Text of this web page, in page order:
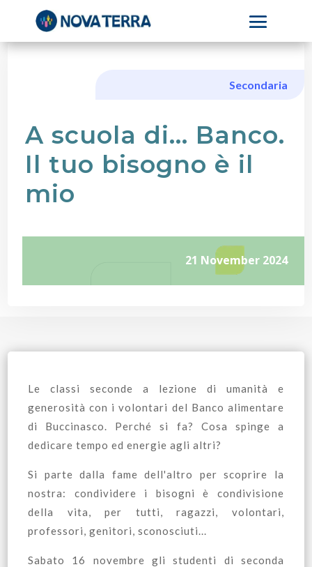
Secondaria
A scuola di… Banco.
Il tuo bisogno è il
mio
21 November 2024
Le classi seconde a lezione di umanità e
generosità con i volontari del Banco alimentare
di Buccinasco. Perché si fa? Cosa spinge a
dedicare tempo ed energie agli altri?
Si parte dalla fame dell'altro per scoprire la
nostra: condividere i bisogni è condivisione
della vita, per tutti, ragazzi, volontari,
professori, genitori, sconosciuti...
Sabato 16 novembre gli studenti di seconda